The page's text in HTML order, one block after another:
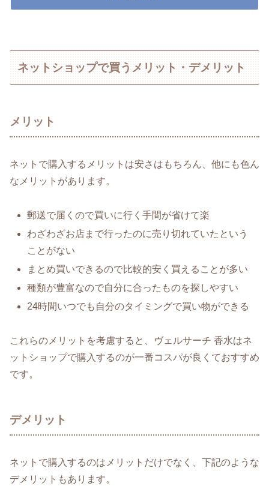
ネットショップで買うメリット・デメリット
メリット
ネットで購入するメリットは安さはもちろん、他にも色ん
なメリットがあります。
郵送で届くので買いに行く手間が省けて楽
わざわざお店まで行ったのに売り切れていたという
ことがない
まとめ買いできるので比較的安く買えることが多い
種類が豊富なので自分に合ったものを探しやすい
24時間いつでも自分のタイミングで買い物ができる
これらのメリットを考慮すると、ヴェルサーチ 香水はネ
ットショップで購入するのが一番コスパが良くておすすめ
です。
デメリット
ネットで購入するのはメリットだけでなく、下記のような
デメリットもあります。